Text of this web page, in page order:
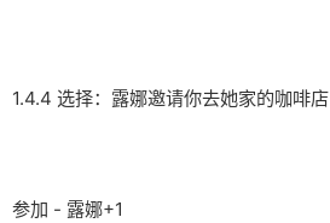
1.4.4 选择：露娜邀请你去她家的咖啡店
参加 - 露娜+1